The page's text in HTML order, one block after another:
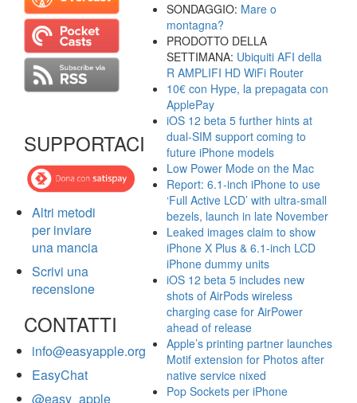
SUPPORTACI
Altri metodi
per inviare
una mancia
Scrivi una
recensione
CONTATTI
info@easyapple.org
EasyChat
@easy_apple
SONDAGGIO: Mare o
montagna?
PRODOTTO DELLA
SETTIMANA: Ubiquiti AFI della
R AMPLIFI HD WiFi Router
10€ con Hype, la prepagata con
ApplePay
iOS 12 beta 5 further hints at
dual-SIM support coming to
future iPhone models
Low Power Mode on the Mac
Report: 6.1-inch iPhone to use
‘Full Active LCD’ with ultra-small
bezels, launch in late November
Leaked images claim to show
iPhone X Plus & 6.1-inch LCD
iPhone dummy units
iOS 12 beta 5 includes new
shots of AirPods wireless
charging case for AirPower
ahead of release
Apple’s printing partner launches
Motif extension for Photos after
native service nixed
Pop Sockets per iPhone